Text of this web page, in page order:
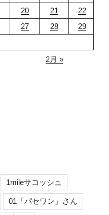
20 21
22
27 28
29
2月 »
1mileサコッシュ
01「パセワン」さん